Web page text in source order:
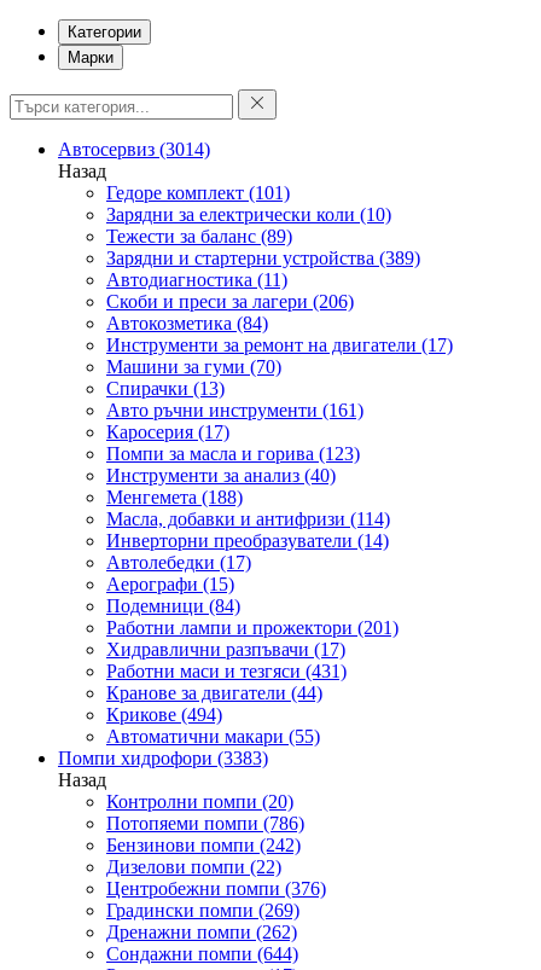
Категории
Марки
Автосервиз (3014)
Назад
Гедоре комплект (101)
Зарядни за електрически коли (10)
Тежести за баланс (89)
Зарядни и стартерни устройства (389)
Автодиагностика (11)
Скоби и преси за лагери (206)
Автокозметика (84)
Инструменти за ремонт на двигатели (17)
Машини за гуми (70)
Спирачки (13)
Авто ръчни инструменти (161)
Каросерия (17)
Помпи за масла и горива (123)
Инструменти за анализ (40)
Менгемета (188)
Масла, добавки и антифризи (114)
Инверторни преобразуватели (14)
Автолебедки (17)
Аерографи (15)
Подемници (84)
Работни лампи и прожектори (201)
Хидравлични разпъвачи (17)
Работни маси и тезгяси (431)
Кранове за двигатели (44)
Крикове (494)
Автоматични макари (55)
Помпи хидрофори (3383)
Назад
Контролни помпи (20)
Потопяеми помпи (786)
Бензинови помпи (242)
Дизелови помпи (22)
Центробежни помпи (376)
Градински помпи (269)
Дренажни помпи (262)
Сондажни помпи (644)